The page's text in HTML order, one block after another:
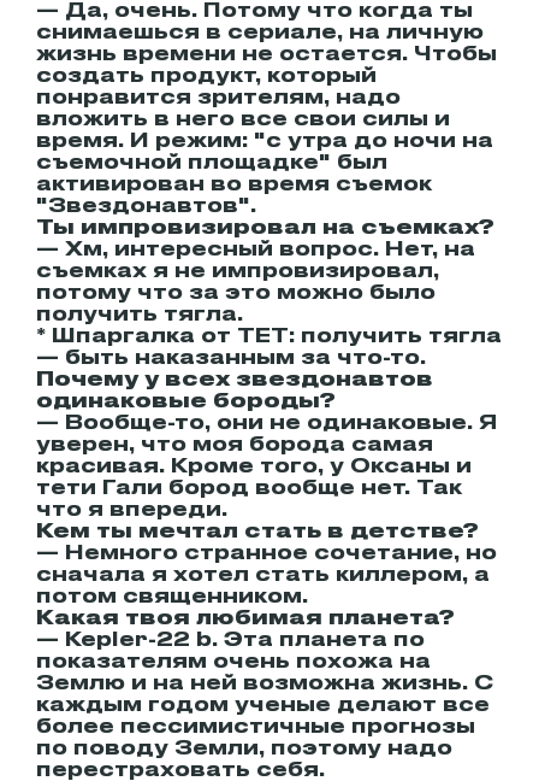
— Да, очень. Потому что когда ты
снимаешься в сериале, на личную
жизнь времени не остается. Чтобы
создать продукт, который
понравится зрителям, надо
вложить в него все свои силы и
время. И режим: "с утра до ночи на
съемочной площадке" был
активирован во время съемок
"Звездонавтов".
Ты импровизировал на съемках?
— Хм, интересный вопрос. Нет, на
съемках я не импровизировал,
потому что за это можно было
получить тягла.
* Шпаргалка от ТЕТ: получить тягла
— быть наказанным за что-то.
Почему у всех звездонавтов
одинаковые бороды?
— Вообще-то, они не одинаковые. Я
уверен, что моя борода самая
красивая. Кроме того, у Оксаны и
тети Гали бород вообще нет. Так
что я впереди.
Кем ты мечтал стать в детстве?
— Немного странное сочетание, но
сначала я хотел стать киллером, а
потом священником.
Какая твоя любимая планета?
— Kepler-22 b. Эта планета по
показателям очень похожа на
Землю и на ней возможна жизнь. С
каждым годом ученые делают все
более пессимистичные прогнозы
по поводу Земли, поэтому надо
перестраховать себя.